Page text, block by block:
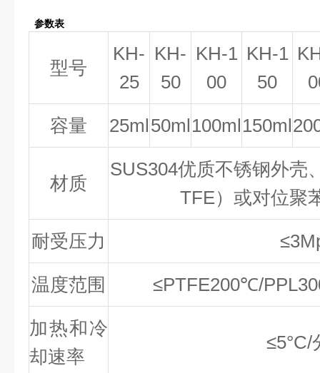
参数表
型号
KH-
25
KH-
50
KH-1
00
KH-1
50
容量 25ml50ml100ml150ml
材质
SUS304优质不锈钢外壳
TFE）或对位聚
耐受压力
温度范围 ≤PTFE200℃/
加热和冷
却速率
≤5°C/